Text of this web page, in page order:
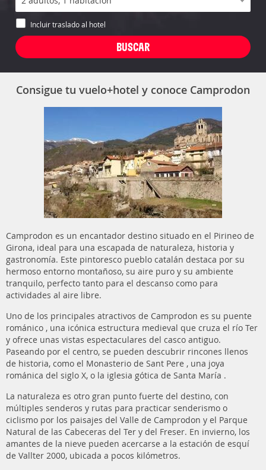
Incluir traslado al hotel
Consigue tu vuelo+hotel y conoce Camprodon
Camprodon es un encantador destino situado en el Pirineo de
Girona, ideal para una escapada de naturaleza, historia y
gastronomía. Este pintoresco pueblo catalán destaca por su
hermoso entorno montañoso, su aire puro y su ambiente
tranquilo, perfecto tanto para el descanso como para
actividades al aire libre.
Uno de los principales atractivos de Camprodon es su puente
románico , una icónica estructura medieval que cruza el río Ter
y ofrece unas vistas espectaculares del casco antiguo.
Paseando por el centro, se pueden descubrir rincones llenos
de historia, como el Monasterio de Sant Pere , una joya
románica del siglo X, o la iglesia gótica de Santa María .
La naturaleza es otro gran punto fuerte del destino, con
múltiples senderos y rutas para practicar senderismo o
ciclismo por los paisajes del Valle de Camprodon y el Parque
Natural de las Cabeceras del Ter y del Freser. En invierno, los
amantes de la nieve pueden acercarse a la estación de esquí
de Vallter 2000, ubicada a pocos kilómetros.